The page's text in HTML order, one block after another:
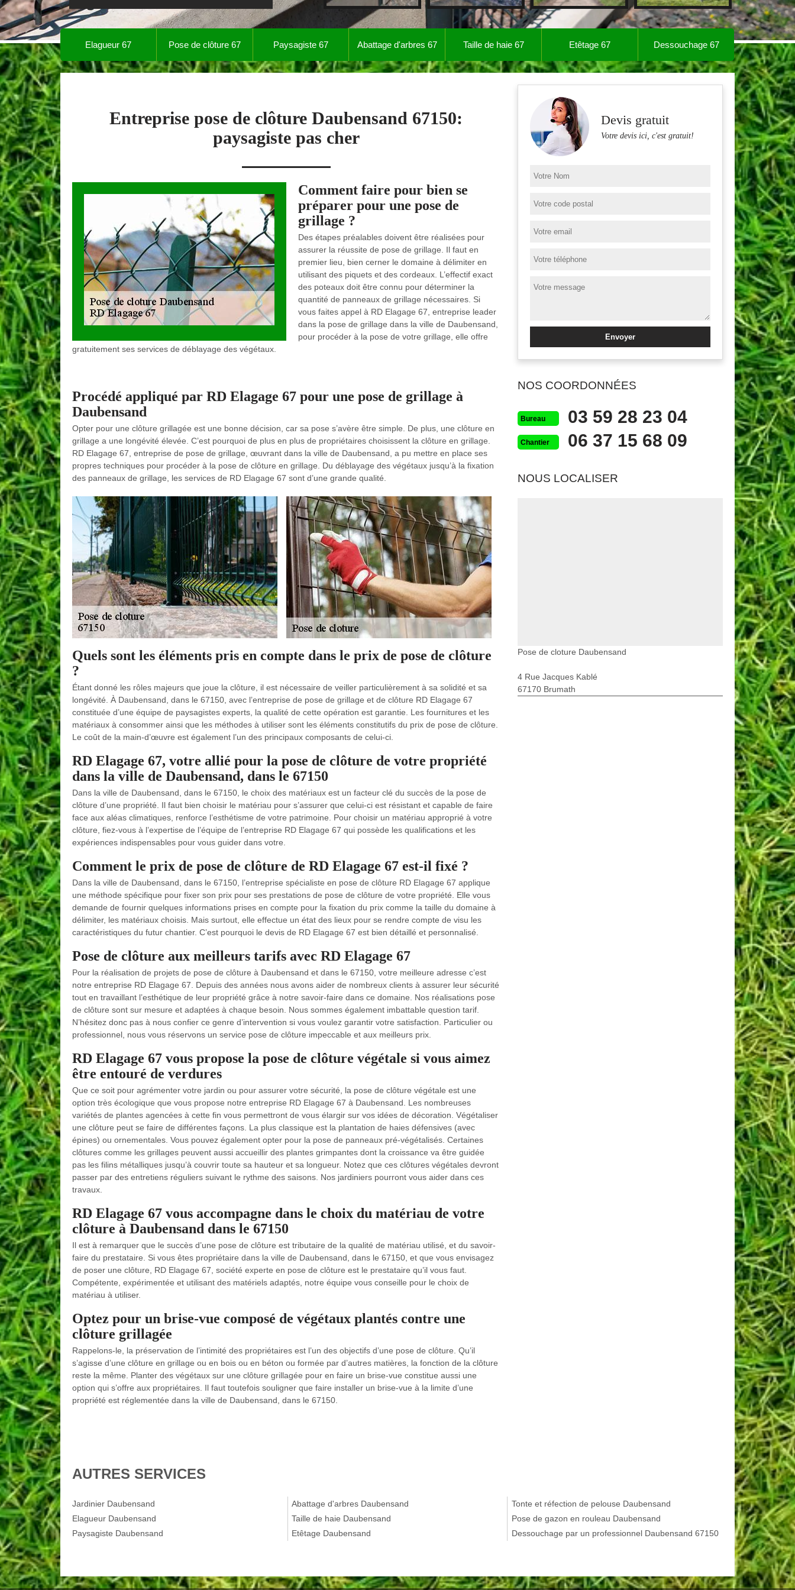
Elagueur 67 Pose de clôture 67 Paysagiste 67 Abattage d'arbres 67 Taille de haie 67 Etêtage 67 Dessouchage 67
Entreprise pose de clôture Daubensand 67150:
paysagiste pas cher
Comment faire pour bien se
préparer pour une pose de
grillage ?
Des étapes préalables doivent être réalisées pour
assurer la réussite de pose de grillage. Il faut en
premier lieu, bien cerner le domaine à délimiter en
utilisant des piquets et des cordeaux. L’effectif exact
des poteaux doit être connu pour déterminer la
quantité de panneaux de grillage nécessaires. Si
vous faites appel à RD Elagage 67, entreprise leader
dans la pose de grillage dans la ville de Daubensand,
pour procéder à la pose de votre grillage, elle offre
gratuitement ses services de déblayage des végétaux.
Procédé appliqué par RD Elagage 67 pour une pose de grillage à
Daubensand
Opter pour une clôture grillagée est une bonne décision, car sa pose s’avère être simple. De plus, une clôture en
grillage a une longévité élevée. C’est pourquoi de plus en plus de propriétaires choisissent la clôture en grillage.
RD Elagage 67, entreprise de pose de grillage, œuvrant dans la ville de Daubensand, a pu mettre en place ses
propres techniques pour procéder à la pose de clôture en grillage. Du déblayage des végétaux jusqu’à la fixation
des panneaux de grillage, les services de RD Elagage 67 sont d’une grande qualité.
Quels sont les éléments pris en compte dans le prix de pose de clôture
?
Étant donné les rôles majeurs que joue la clôture, il est nécessaire de veiller particulièrement à sa solidité et sa
longévité. À Daubensand, dans le 67150, avec l’entreprise de pose de grillage et de clôture RD Elagage 67
constituée d’une équipe de paysagistes experts, la qualité de cette opération est garantie. Les fournitures et les
matériaux à consommer ainsi que les méthodes à utiliser sont les éléments constitutifs du prix de pose de clôture.
Le coût de la main-d’œuvre est également l’un des principaux composants de celui-ci.
RD Elagage 67, votre allié pour la pose de clôture de votre propriété
dans la ville de Daubensand, dans le 67150
Dans la ville de Daubensand, dans le 67150, le choix des matériaux est un facteur clé du succès de la pose de
clôture d’une propriété. Il faut bien choisir le matériau pour s’assurer que celui-ci est résistant et capable de faire
face aux aléas climatiques, renforce l’esthétisme de votre patrimoine. Pour choisir un matériau approprié à votre
clôture, fiez-vous à l’expertise de l’équipe de l’entreprise RD Elagage 67 qui possède les qualifications et les
expériences indispensables pour vous guider dans votre.
Comment le prix de pose de clôture de RD Elagage 67 est-il fixé ?
Dans la ville de Daubensand, dans le 67150, l’entreprise spécialiste en pose de clôture RD Elagage 67 applique
une méthode spécifique pour fixer son prix pour ses prestations de pose de clôture de votre propriété. Elle vous
demande de fournir quelques informations prises en compte pour la fixation du prix comme la taille du domaine à
délimiter, les matériaux choisis. Mais surtout, elle effectue un état des lieux pour se rendre compte de visu les
caractéristiques du futur chantier. C’est pourquoi le devis de RD Elagage 67 est bien détaillé et personnalisé.
Pose de clôture aux meilleurs tarifs avec RD Elagage 67
Pour la réalisation de projets de pose de clôture à Daubensand et dans le 67150, votre meilleure adresse c’est
notre entreprise RD Elagage 67. Depuis des années nous avons aider de nombreux clients à assurer leur sécurité
tout en travaillant l’esthétique de leur propriété grâce à notre savoir-faire dans ce domaine. Nos réalisations pose
de clôture sont sur mesure et adaptées à chaque besoin. Nous sommes également imbattable question tarif.
N’hésitez donc pas à nous confier ce genre d’intervention si vous voulez garantir votre satisfaction. Particulier ou
professionnel, nous vous réservons un service pose de clôture impeccable et aux meilleurs prix.
RD Elagage 67 vous propose la pose de clôture végétale si vous aimez
être entouré de verdures
Que ce soit pour agrémenter votre jardin ou pour assurer votre sécurité, la pose de clôture végétale est une
option très écologique que vous propose notre entreprise RD Elagage 67 à Daubensand. Les nombreuses
variétés de plantes agencées à cette fin vous permettront de vous élargir sur vos idées de décoration. Végétaliser
une clôture peut se faire de différentes façons. La plus classique est la plantation de haies défensives (avec
épines) ou ornementales. Vous pouvez également opter pour la pose de panneaux pré-végétalisés. Certaines
clôtures comme les grillages peuvent aussi accueillir des plantes grimpantes dont la croissance va être guidée
pas les filins métalliques jusqu’à couvrir toute sa hauteur et sa longueur. Notez que ces clôtures végétales devront
passer par des entretiens réguliers suivant le rythme des saisons. Nos jardiniers pourront vous aider dans ces
travaux.
RD Elagage 67 vous accompagne dans le choix du matériau de votre
clôture à Daubensand dans le 67150
Il est à remarquer que le succès d’une pose de clôture est tributaire de la qualité de matériau utilisé, et du savoir-
faire du prestataire. Si vous êtes propriétaire dans la ville de Daubensand, dans le 67150, et que vous envisagez
de poser une clôture, RD Elagage 67, société experte en pose de clôture est le prestataire qu’il vous faut.
Compétente, expérimentée et utilisant des matériels adaptés, notre équipe vous conseille pour le choix de
matériau à utiliser.
Optez pour un brise-vue composé de végétaux plantés contre une
clôture grillagée
Rappelons-le, la préservation de l’intimité des propriétaires est l’un des objectifs d’une pose de clôture. Qu’il
s’agisse d’une clôture en grillage ou en bois ou en béton ou formée par d’autres matières, la fonction de la clôture
reste la même. Planter des végétaux sur une clôture grillagée pour en faire un brise-vue constitue aussi une
option qui s’offre aux propriétaires. Il faut toutefois souligner que faire installer un brise-vue à la limite d’une
propriété est réglementée dans la ville de Daubensand, dans le 67150.
Devis gratuit
Votre devis ici, c'est gratuit!
NOS COORDONNÉES
Bureau 03 59 28 23 04
Chantier 06 37 15 68 09
NOUS LOCALISER
Pose de cloture Daubensand
4 Rue Jacques Kablé
67170 Brumath
AUTRES SERVICES
Jardinier Daubensand
Elagueur Daubensand
Paysagiste Daubensand
Abattage d'arbres Daubensand
Taille de haie Daubensand
Etêtage Daubensand
Tonte et réfection de pelouse Daubensand
Pose de gazon en rouleau Daubensand
Dessouchage par un professionnel Daubensand 67150